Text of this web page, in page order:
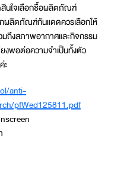
นใจเลือกซื้อผลิตภัณฑ์
ผลิตภัณฑ์กันแดดควรเลือกให้
มถึงสภาพอากาศและกิจกรรม
งพอต่อความจำเป็นทั้งตัว
ะ
anti-
pfWed125811.pdf